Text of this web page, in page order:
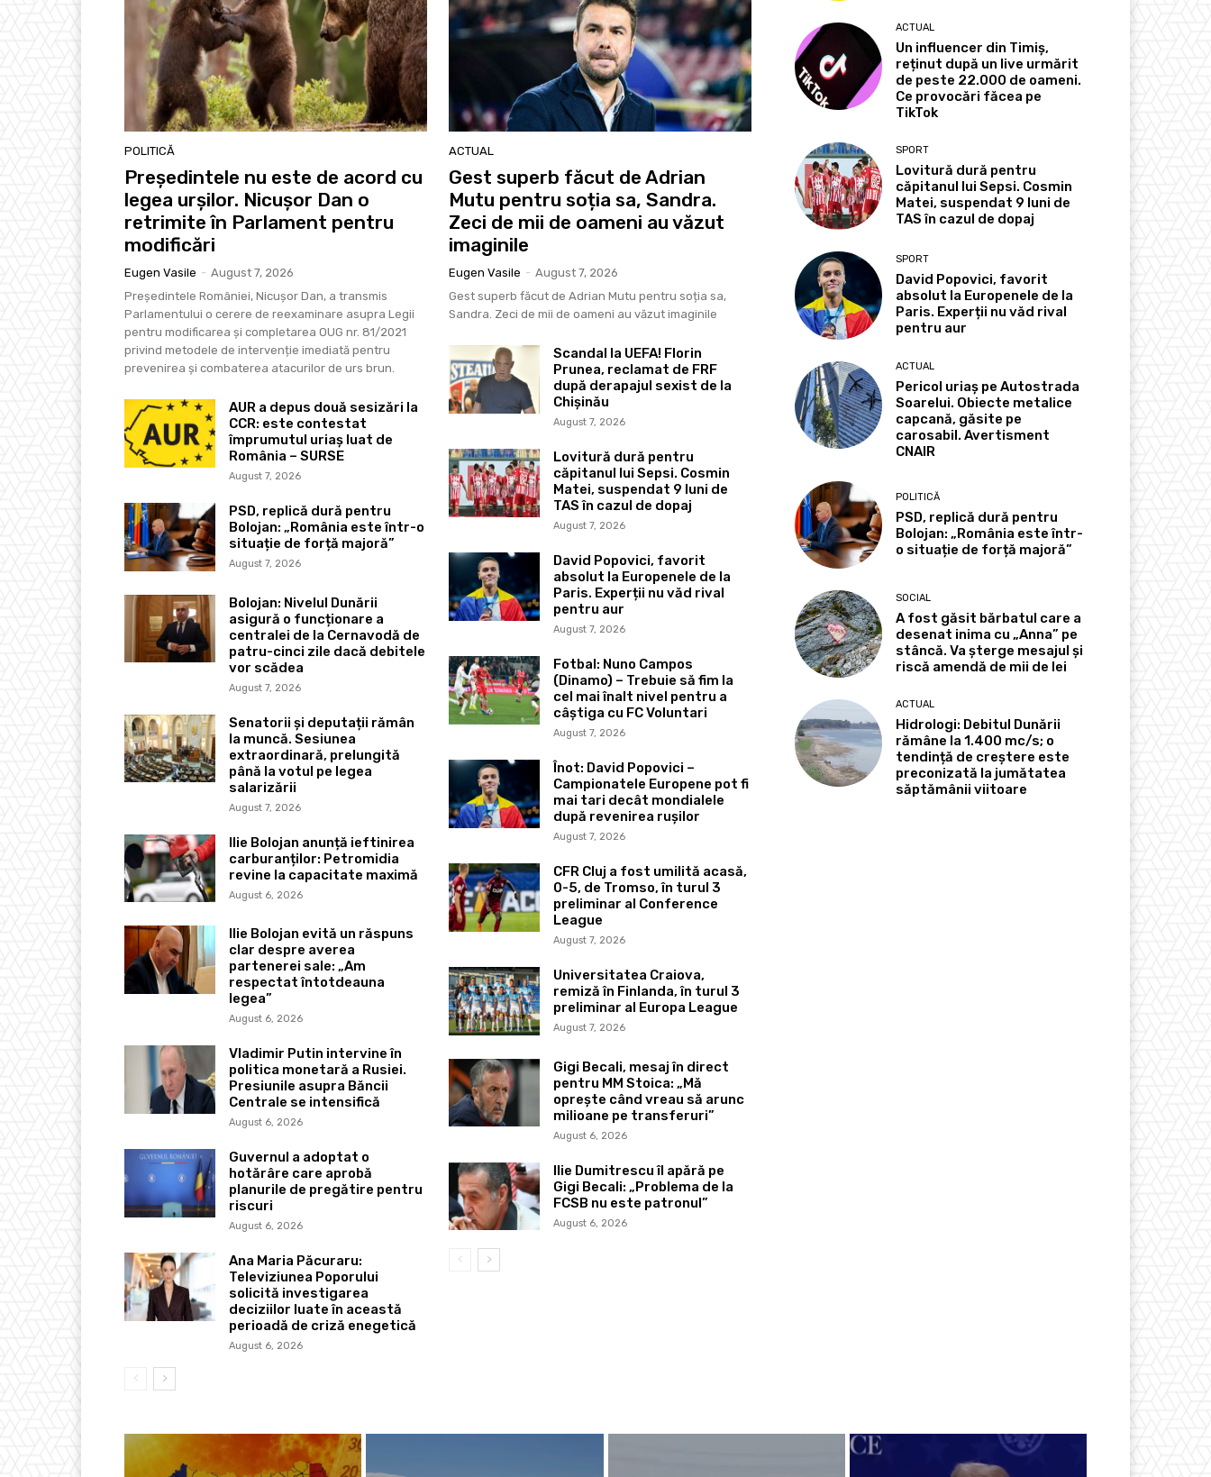
POLITICĂ
Președintele nu este de acord cu
legea urșilor. Nicușor Dan o
retrimite în Parlament pentru
modificări
Eugen Vasile - August 7, 2026
Președintele României, Nicușor Dan, a transmis
Parlamentului o cerere de reexaminare asupra Legii
pentru modificarea și completarea OUG nr. 81/2021
privind metodele de intervenție imediată pentru
prevenirea și combaterea atacurilor de urs brun.
AUR a depus două sesizări la
CCR: este contestat
împrumutul uriaș luat de
România – SURSE
August 7, 2026
PSD, replică dură pentru
Bolojan: „România este într-o
situație de forță majoră”
August 7, 2026
Bolojan: Nivelul Dunării
asigură o funcționare a
centralei de la Cernavodă de
patru-cinci zile dacă debitele
vor scădea
August 7, 2026
Senatorii și deputații rămân
la muncă. Sesiunea
extraordinară, prelungită
până la votul pe legea
salarizării
August 7, 2026
Ilie Bolojan anunță ieftinirea
carburanților: Petromidia
revine la capacitate maximă
August 6, 2026
Ilie Bolojan evită un răspuns
clar despre averea
partenerei sale: „Am
respectat întotdeauna
legea”
August 6, 2026
Vladimir Putin intervine în
politica monetară a Rusiei.
Presiunile asupra Băncii
Centrale se intensifică
August 6, 2026
Guvernul a adoptat o
hotărâre care aprobă
planurile de pregătire pentru
riscuri
August 6, 2026
Ana Maria Păcuraru:
Televiziunea Poporului
solicită investigarea
deciziilor luate în această
perioadă de criză enegetică
August 6, 2026
ACTUAL
Gest superb făcut de Adrian
Mutu pentru soția sa, Sandra.
Zeci de mii de oameni au văzut
imaginile
Eugen Vasile - August 7, 2026
Gest superb făcut de Adrian Mutu pentru soția sa,
Sandra. Zeci de mii de oameni au văzut imaginile
Scandal la UEFA! Florin
Prunea, reclamat de FRF
după derapajul sexist de la
Chișinău
August 7, 2026
Lovitură dură pentru
căpitanul lui Sepsi. Cosmin
Matei, suspendat 9 luni de
TAS în cazul de dopaj
August 7, 2026
David Popovici, favorit
absolut la Europenele de la
Paris. Experții nu văd rival
pentru aur
August 7, 2026
Fotbal: Nuno Campos
(Dinamo) – Trebuie să fim la
cel mai înalt nivel pentru a
câștiga cu FC Voluntari
August 7, 2026
Înot: David Popovici –
Campionatele Europene pot fi
mai tari decât mondialele
după revenirea rușilor
August 7, 2026
CFR Cluj a fost umilită acasă,
0-5, de Tromso, în turul 3
preliminar al Conference
League
August 7, 2026
Universitatea Craiova,
remiză în Finlanda, în turul 3
preliminar al Europa League
August 7, 2026
Gigi Becali, mesaj în direct
pentru MM Stoica: „Mă
oprește când vreau să arunc
milioane pe transferuri”
August 6, 2026
Ilie Dumitrescu îl apără pe
Gigi Becali: „Problema de la
FCSB nu este patronul”
August 6, 2026
ACTUAL
Un influencer din Timiș,
reținut după un live urmărit
de peste 22.000 de oameni.
Ce provocări făcea pe
TikTok
SPORT
Lovitură dură pentru
căpitanul lui Sepsi. Cosmin
Matei, suspendat 9 luni de
TAS în cazul de dopaj
SPORT
David Popovici, favorit
absolut la Europenele de la
Paris. Experții nu văd rival
pentru aur
ACTUAL
Pericol uriaș pe Autostrada
Soarelui. Obiecte metalice
capcană, găsite pe
carosabil. Avertisment
CNAIR
POLITICĂ
PSD, replică dură pentru
Bolojan: „România este într-
o situație de forță majoră”
SOCIAL
A fost găsit bărbatul care a
desenat inima cu „Anna” pe
stâncă. Va șterge mesajul și
riscă amendă de mii de lei
ACTUAL
Hidrologi: Debitul Dunării
rămâne la 1.400 mc/s; o
tendință de creștere este
preconizată la jumătatea
săptămânii viitoare